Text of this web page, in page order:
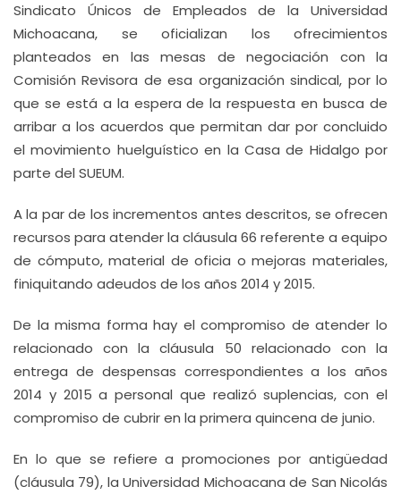
Sindicato Únicos de Empleados de la Universidad
Michoacana, se oficializan los ofrecimientos
planteados en las mesas de negociación con la
Comisión Revisora de esa organización sindical, por lo
que se está a la espera de la respuesta en busca de
arribar a los acuerdos que permitan dar por concluido
el movimiento huelguístico en la Casa de Hidalgo por
parte del SUEUM.
A la par de los incrementos antes descritos, se ofrecen
recursos para atender la cláusula 66 referente a equipo
de cómputo, material de oficia o mejoras materiales,
finiquitando adeudos de los años 2014 y 2015.
De la misma forma hay el compromiso de atender lo
relacionado con la cláusula 50 relacionado con la
entrega de despensas correspondientes a los años
2014 y 2015 a personal que realizó suplencias, con el
compromiso de cubrir en la primera quincena de junio.
En lo que se refiere a promociones por antigüedad
(cláusula 79), la Universidad Michoacana de San Nicolás